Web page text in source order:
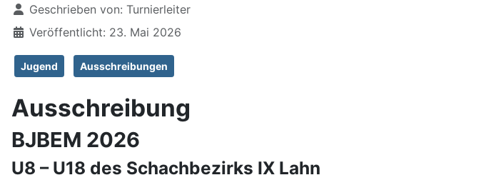
Geschrieben von: Turnierleiter
Veröffentlicht: 23. Mai 2026
Jugend Ausschreibungen
Ausschreibung
BJBEM 2026
U8 – U18 des Schachbezirks IX Lahn